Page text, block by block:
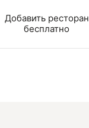
Добавить ресторан
бесплатно